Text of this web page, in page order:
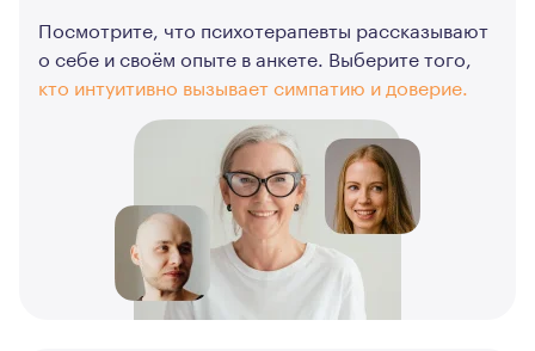
Посмотрите, что психотерапевты рассказывают
о себе и своём опыте в анкете. Выберите того,
кто интуитивно вызывает симпатию и доверие.